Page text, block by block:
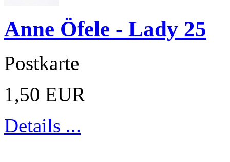
Anne Öfele - Lady 25
Postkarte
1,50 EUR
Details ...